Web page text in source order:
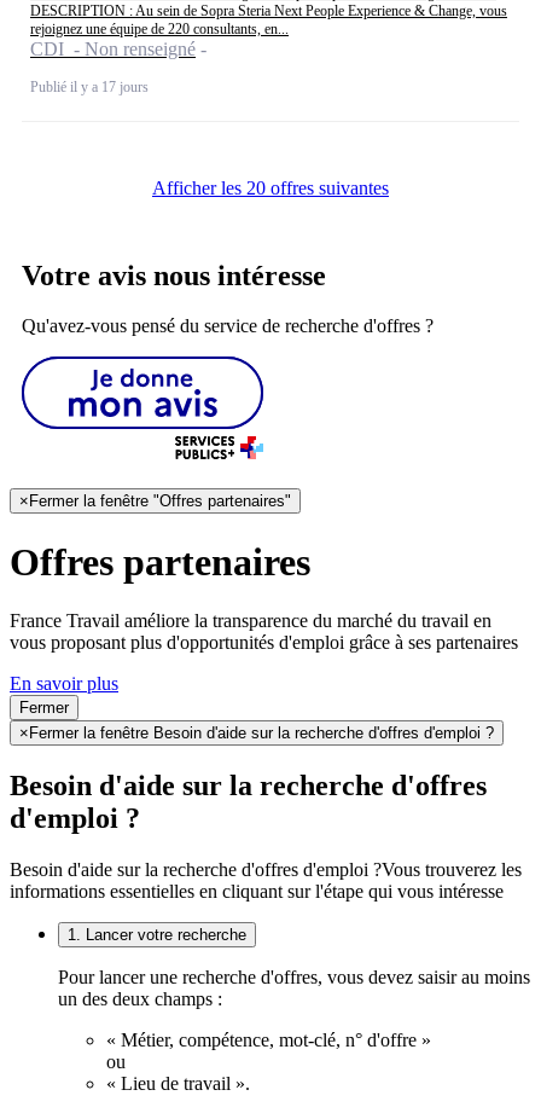
DESCRIPTION : Au sein de Sopra Steria Next People Experience & Change, vous
rejoignez une équipe de 220 consultants, en...
CDI - Non renseigné
Publié il y a 17 jours
Afficher les 20 offres suivantes
Votre avis nous intéresse
Qu'avez-vous pensé du service de recherche d'offres ?
× Fermer la fenêtre "Offres partenaires"
Offres partenaires
France Travail améliore la transparence du marché du travail en
vous proposant plus d'opportunités d'emploi grâce à ses partenaires
En savoir plus
Fermer
× Fermer la fenêtre Besoin d'aide sur la recherche d'offres d'emploi ?
Besoin d'aide sur la recherche d'offres
d'emploi ?
Besoin d'aide sur la recherche d'offres d'emploi ?Vous trouverez les
informations essentielles en cliquant sur l'étape qui vous intéresse
1. Lancer votre recherche
Pour lancer une recherche d'offres, vous devez saisir au moins
un des deux champs :
« Métier, compétence, mot-clé, n° d'offre »
ou
« Lieu de travail ».